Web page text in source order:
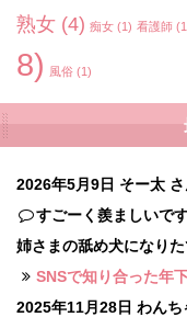
熟女 (4) 痴女 (1) 看護師
8)
風俗 (1)
2026年5月9日 そー太
すごーく羨ましいで
姉さまの舐め犬になり
SNSで知り合った年
2025年11月28日 わんち